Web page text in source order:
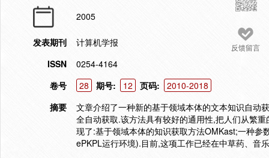
反馈留言
2005
发表期刊
计算机学报
ISSN
0254-4164
卷号
28 期号: 12 页码:
2010-2018
摘要
文章介绍了一种新的基于领域本体的文本知识自动
全自动获取.该方法具有较好的通用性,把人们从繁
现了:基于领域本体的知识获取方法OMKast;一种
ePKPL运行环境).目前,这项工作已经在中草药、音